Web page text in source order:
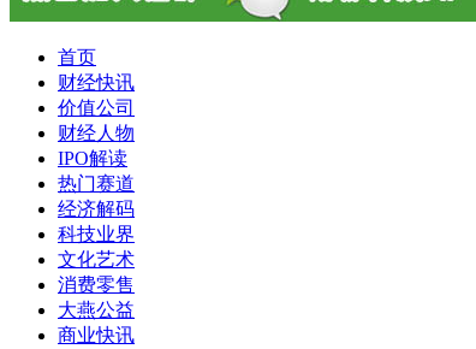
首页
财经快讯
价值公司
财经人物
IPO解读
热门赛道
经济解码
科技业界
文化艺术
消费零售
大燕公益
商业快讯
张一鸣表态：字节跳动坚持长期主义，拒绝蒸馏捷径谋
OpenAI更新ChatGPT：10亿用户免费体验新模型，对
北京公园迎来机器人“新同事” 多项任务助力智慧服务升